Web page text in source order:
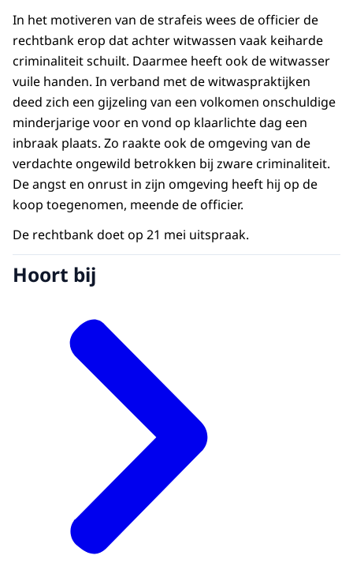
In het motiveren van de strafeis wees de officier de
rechtbank erop dat achter witwassen vaak keiharde
criminaliteit schuilt. Daarmee heeft ook de witwasser
vuile handen. In verband met de witwaspraktijken
deed zich een gijzeling van een volkomen onschuldige
minderjarige voor en vond op klaarlichte dag een
inbraak plaats. Zo raakte ook de omgeving van de
verdachte ongewild betrokken bij zware criminaliteit.
De angst en onrust in zijn omgeving heeft hij op de
koop toegenomen, meende de officier.
De rechtbank doet op 21 mei uitspraak.
Hoort bij